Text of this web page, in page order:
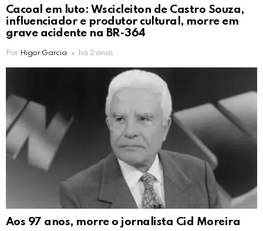
Cacoal em luto: Wscicleiton de Castro Souza,
influenciador e produtor cultural, morre em
grave acidente na BR-364
Por Higor Garcia há 2 anos
Aos 97 anos, morre o jornalista Cid Moreira